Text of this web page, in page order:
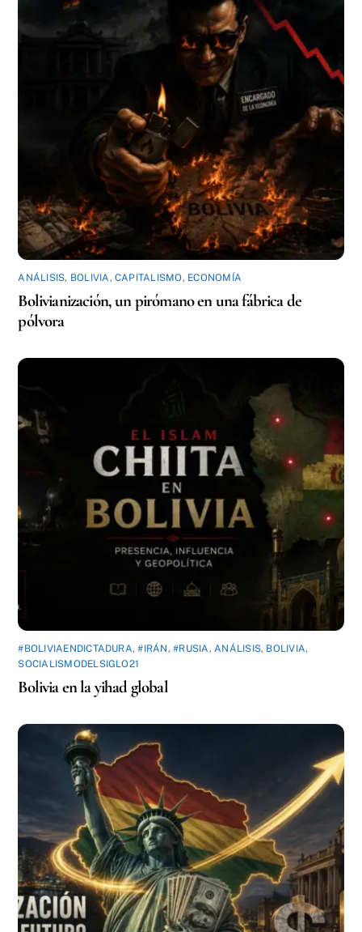
ANÁLISIS, BOLIVIA , CAPITALISMO, ECONOMÍA
Bolivianización, un pirómano en una fábrica de
pólvora
#BOLIVIAENDICTADURA,#IRÁN,#RUSIA,ANÁLISIS, BOLIVIA,
SOCIALISMODELSIGLO21
Bolivia en la yihad global